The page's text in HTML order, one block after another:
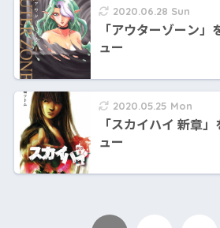
2020.06.28 Sun
「アウターゾーン
ュー
2020.05.25 Mon
「スカイハイ 新章
ュー